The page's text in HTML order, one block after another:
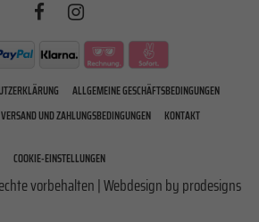
ALLGEMEINE GESCHÄFTSBEDINGUNGEN
VERSAND UND ZAHLUNGSBEDINGUNGEN KONTAKT
COOKIE-EINSTELLUNGEN
vorbehalten | Webdesign byprodesigns